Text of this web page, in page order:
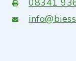
08341